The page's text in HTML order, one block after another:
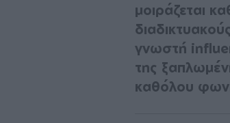
μοιράζεται
γνωστή
της
καθόλου